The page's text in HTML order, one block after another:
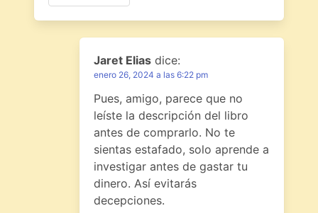
Jaret Elias dice:
enero 26, 2024 a las 6:22 pm
Pues, amigo, parece que no
leíste la descripción del libro
antes de comprarlo. No te
sientas estafado, solo aprende a
investigar antes de gastar tu
dinero. Así evitarás
decepciones.